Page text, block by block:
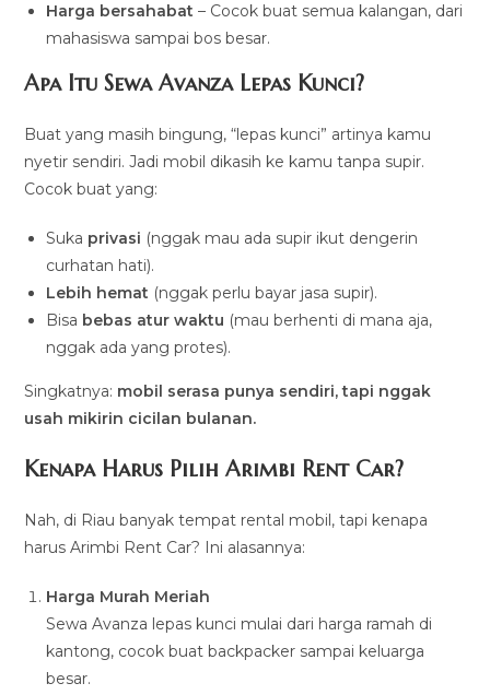
Harga bersahabat – Cocok buat semua kalangan, dari
mahasiswa sampai bos besar.
Apa Itu Sewa Avanza Lepas Kunci?
Buat yang masih bingung, “lepas kunci” artinya kamu
nyetir sendiri. Jadi mobil dikasih ke kamu tanpa supir.
Cocok buat yang:
Suka privasi (nggak mau ada supir ikut dengerin
curhatan hati).
Lebih hemat (nggak perlu bayar jasa supir).
Bisa bebas atur waktu (mau berhenti di mana aja,
nggak ada yang protes).
Singkatnya: mobil serasa punya sendiri, tapi nggak
usah mikirin cicilan bulanan.
Kenapa Harus Pilih Arimbi Rent Car?
Nah, di Riau banyak tempat rental mobil, tapi kenapa
harus Arimbi Rent Car? Ini alasannya:
Harga Murah Meriah
Sewa Avanza lepas kunci mulai dari harga ramah di
kantong, cocok buat backpacker sampai keluarga
besar.